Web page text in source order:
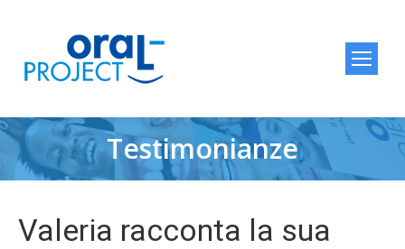
Testimonianze
Tu sei qui:
Valeria racconta la sua